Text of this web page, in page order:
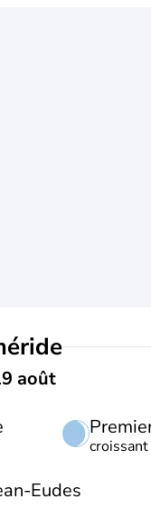
août
Eudes